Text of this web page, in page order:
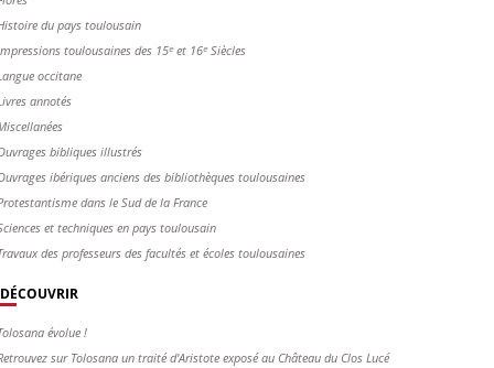
du pays toulousain
toulousaines des 15ᵉ et 16ᵉ Siècles
occitane
annotés
bibliques illustrés
ibériques anciens des bibliothèques toulousaines
dans le Sud de la France
et techniques en pays toulousain
des professeurs des facultés et écoles toulousaines
DÉCOUVRIR
évolue !
sur Tolosana un traité d'Aristote exposé au Château du Clos Lucé